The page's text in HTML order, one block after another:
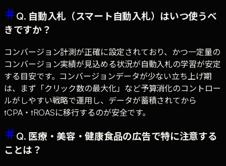
Q. 自動入札（スマート自動入札）はいつ使うべ
きですか？
コンバージョン計測が正確に設定されており、かつ一定量の
コンバージョン実績が見込める状況が自動入札の学習が安定
する目安です。コンバージョンデータが少ない立ち上げ期
は、まず「クリック数の最大化」など予算消化のコントロー
ルがしやすい戦略で運用し、データが蓄積されてから
tCPA・tROASに移行するのが安全です。
Q. 医療・美容・健康食品の広告で特に注意する
ことは？